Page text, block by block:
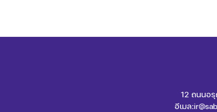
12 ถนนอ
อีเมล: